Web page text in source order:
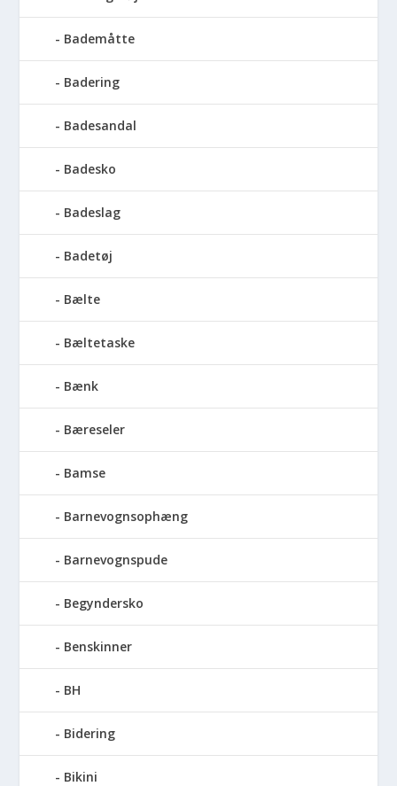
Bademåtte
Badering
Badesandal
Badesko
Badeslag
Badetøj
Bælte
Bæltetaske
Bænk
Bæreseler
Bamse
Barnevognsophæng
Barnevognspude
Begyndersko
Benskinner
BH
Bidering
Bikini